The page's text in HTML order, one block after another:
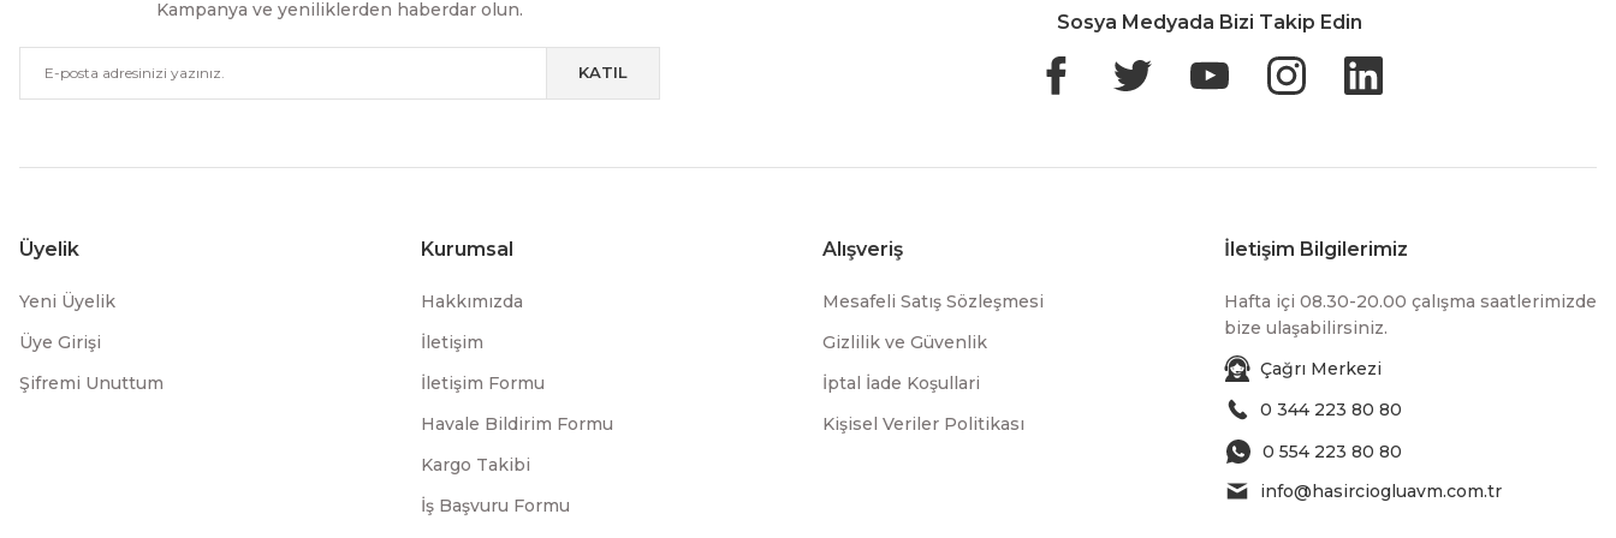
Kampanya ve yeniliklerden haberdar olun.
KATIL
Sosya Medyada Bizi Takip Edin
Üyelik
Yeni Üyelik
Üye Girişi
Şifremi Unuttum
Kurumsal
Hakkımızda
İletişim
İletişim Formu
Havale Bildirim Formu
Kargo Takibi
İş Başvuru Formu
Alışveriş
Mesafeli Satış Sözleşmesi
Gizlilik ve Güvenlik
İptal İade Koşullari
Kişisel Veriler Politikası
İletişim Bilgilerimiz
Hafta içi 08.30-20.00 çalışma saatlerimizde
bize ulaşabilirsiniz.
Çağrı Merkezi
0 344 223 80 80
0 554 223 80 80
info@hasirciogluavm.com.tr